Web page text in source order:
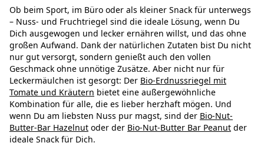
Ob beim Sport, im Büro oder als kleiner Snack für unterwegs
– Nuss- und Fruchtriegel sind die ideale Lösung, wenn Du
Dich ausgewogen und lecker ernähren willst, und das ohne
großen Aufwand. Dank der natürlichen Zutaten bist Du nicht
nur gut versorgt, sondern genießt auch den vollen
Geschmack ohne unnötige Zusätze. Aber nicht nur für
Leckermäulchen ist gesorgt: Der Bio-Erdnussriegel mit
Tomate und Kräutern bietet eine außergewöhnliche
Kombination für alle, die es lieber herzhaft mögen. Und
wenn Du am liebsten Nuss pur magst, sind der Bio-Nut-
Butter-Bar Hazelnut oder der Bio-Nut-Butter Bar Peanut der
ideale Snack für Dich.